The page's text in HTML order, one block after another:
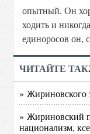
опытный. Он
ходить и
единоросов он,
ЧИТАЙТЕ
» Жириновского
» Жириновский
национализм,